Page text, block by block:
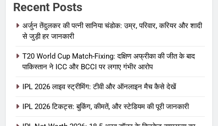
Recent Posts
अर्जुन तेंदुलकर की पत्नी सानिया चंडोक: उम्र, परिवार, करियर और शादी
से जुड़ी हर जानकारी
T20 World Cup Match-Fixing: दक्षिण अफ्रीका की जीत के बाद
पाकिस्तान ने ICC और BCCI पर लगाए गंभीर आरोप
IPL 2026 लाइव स्ट्रीमिंग: टीवी और ऑनलाइन मैच कैसे देखें
IPL 2026 टिकट्स: बुकिंग, कीमतें, और स्टेडियम की पूरी जानकारी